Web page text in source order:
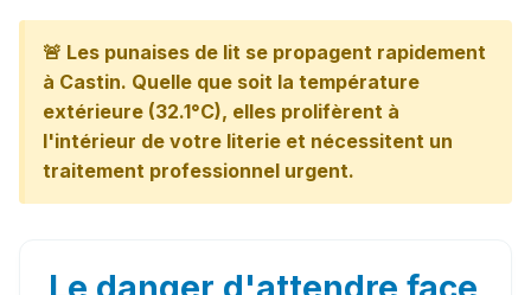
🚨 Les punaises de lit se propagent rapidement
à Castin. Quelle que soit la température
extérieure (32.1°C), elles prolifèrent à
l'intérieur de votre literie et nécessitent un
traitement professionnel urgent.